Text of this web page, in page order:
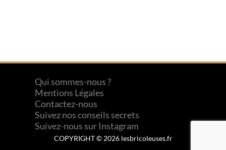
Qui sommes-nous ?
Mentions Légales
Contactez-nous
Suivez nos conseils secrets
Suivez-nous sur Instagram
COPYRIGHT © 2026 lesbricoleuses.fr